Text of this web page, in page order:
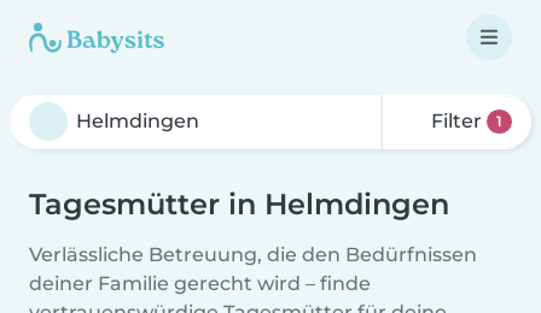
Filter 1
Tagesmütter in Helmdingen
Verlässliche Betreuung, die den Bedürfnissen
deiner Familie gerecht wird – finde